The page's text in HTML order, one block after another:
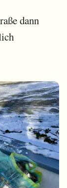
dann